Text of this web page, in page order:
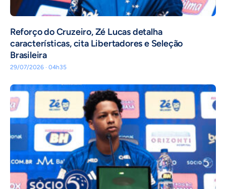
⁠Reforço do Cruzeiro, Zé Lucas detalha
características, cita Libertadores e Seleção
Brasileira
29/07/2026 · 04h35